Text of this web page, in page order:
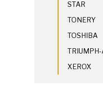
STAR
TONERY
TOSHIBA
XEROX